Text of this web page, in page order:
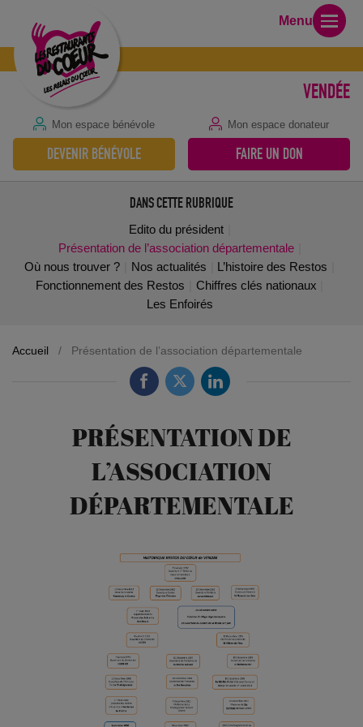
VENDÉE
Mon espace bénévole Mon espace donateur
DEVENIR BÉNÉVOLE FAIRE UN DON
Menu
DANS CETTE RUBRIQUE
Edito du président
Présentation de l’association départementale
Où nous trouver ?
Nos actualités
L’histoire des Restos
Fonctionnement des Restos
Chiffres clés nationaux
Les Enfoirés
Accueil / Présentation de l’association départementale
PRÉSENTATION DE
L’ASSOCIATION
DÉPARTEMENTALE